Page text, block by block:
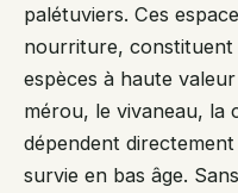
palétuviers. Ces
nourriture, constituent
espèces à haute
mérou, le vivaneau, la
dépendent
survie en bas âge.